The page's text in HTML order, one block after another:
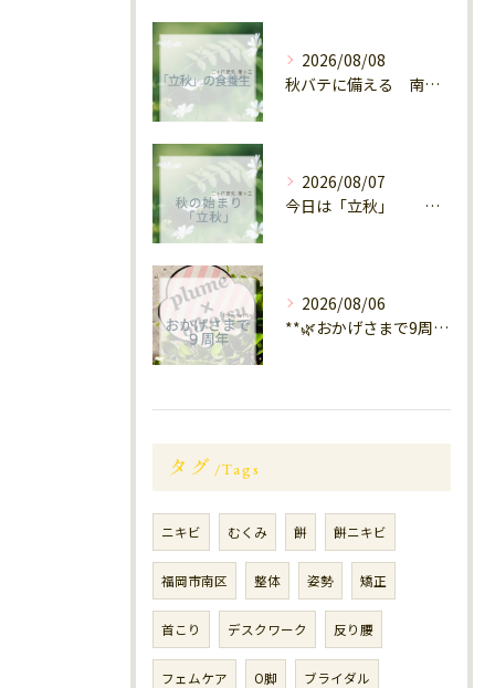
2026/08/08
秋バテに備える 南区大橋
2026/08/07
今日は「立秋」 南区福岡
2026/08/06
**🌿おかげさまで9周年🌿** 大橋
タグ Tags
ニキビ むくみ 餅 餅ニキビ
福岡市南区 整体 姿勢 矯正
首こり デスクワーク 反り腰
フェムケア O脚 ブライダル